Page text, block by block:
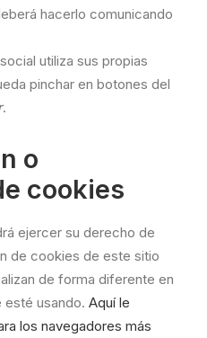
hacerlo comunicando
utiliza sus propias
pinchar en botones del
.
o
cookies
ejercer su derecho de
de cookies de este sitio
de forma diferente en
esté usando. Aquí le
los navegadores más